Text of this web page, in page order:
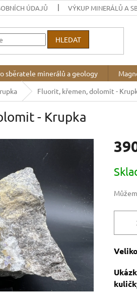
ÚDAJŮ VÝKUP MINERÁLŮ A
HLEDAT
sběratele minerálů a geology
Fluorit, křemen, dolomit -
- Krupka
cena: